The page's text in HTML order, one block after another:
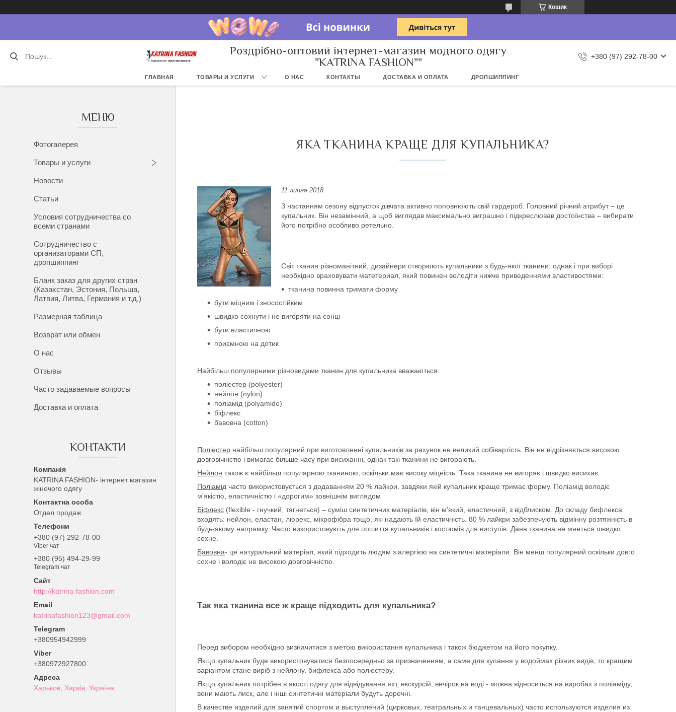
Кошик
Роздрібно-оптовий інтернет-магазин модного одягу
"KATRINA FASHION""
+380 (97) 292-78-00
ГЛАВНАЯ ТОВАРЫ И УСЛУГИ О НАС КОНТАКТЫ ДОСТАВКА И ОПЛАТА ДРОПШИППИНГ
Фотогалерея
Товары и услуги
Новости
Статьи
Условия сотрудничества со
всеми странами
Сотрудничество с
организаторами СП,
дропшиппинг
Бланк заказ для других стран
(Казахстан, Эстония, Польша,
Латвия, Литва, Германия и т.д.)
Размерная таблица
Возврат или обмен
О нас
Отзывы
Часто задаваемые вопросы
Доставка и оплата
КОНТАКТИ
KATRINA FASHION- інтернет магазин
жіночого одягу
Отдел продаж
+380 (97) 292-78-00
Viber чат
+380 (95) 494-29-99
Telegram чат
http://katrina-fashion.com
katrinafashion123@gmail.com
+380954942999
+380972927800
Харьков, Харків, Україна
ЯКА ТКАНИНА КРАЩЕ ДЛЯ КУПАЛЬНИКА?
11 липня 2018
З настанням сезону відпусток дівчата активно поповнюють свій гардероб. Головний річний атрибут – це
купальник. Він незамінний, а щоб виглядав максимально виграшно і підкреслював достоїнства – вибирати
його потрібно особливо ретельно.
Світ тканин різноманітний, дизайнери створюють купальники з будь-якої тканини, однак і при виборі
необхідно враховувати матетериал, який повинен володіти нижче приведеннями властивостями:
тканина повинна тримати форму
бути міцним і зносостійким
швидко сохнути і не вигоряти на сонці
бути еластичною
приємною на дотик
Найбільш популярними різновидами тканин для купальника вважаються:
поліестер (polyester)
нейлон (nylon)
поліамід (polyamide)
біфлекс
бавовна (cotton)
Поліестернайбільш популярний при виготовленні купальників за рахунок не великий собівартість. Він не відрізняється високою
довговічністю і вимагає більше часу при висиханні, однак такі тканини не вигорають.
Нейлон також є найбільш популярною тканиною, оскільки має високу міцність. Така тканина не вигоряє і швидко висихає.
Поліамід часто використовується з додаванням 20 % лайкри, завдяки якій купальник краще тримає форму. Поліамід володіє
м'якістю, еластичністю і «дорогим» зовнішнім виглядом
Біфлекс(flexible - гнучкий, тягнеться) – суміш синтетичних матеріалів, він м'який, еластичний, з відблиском. До складу бифлекса
входять: нейлон, еластан, люрекс, мікрофібра тощо, які надають їй еластичність. 80 % лайкри забезпечують відмінну розтяжність в
будь-якому напрямку. Часто використовують для пошиття купальників і костюмів для виступів. Дана тканина не мнеться швидко
сохне.
Бавовна- це натуральний матеріал, який підходить людям з алергією на синтетичні матеріали. Він менш популярний оскільки довго
сохне і володіє не високою довговічністю.
Так яка тканина все ж краще підходить для купальника?
Перед вибором необхідно визначитися з метою використання купальника і також бюджетом на його покупку.
Якщо купальник буде використовуватися безпосередньо за призначенням, а саме для купання у водоймах різних видів, то кращим
варіантом стане виріб з нейлону, бифлекса або поліестеру.
Якщо купальник потрібен в якості одягу для відвідування яхт, екскурсій, вечірок на воді - можна відноситься на виробах з поліаміду,
вони мають лиск, але і інші синтетичні матеріали будуть доречні.
В качестве изделий для занятий спортом и выступлений (цирковых, театральных и танцевальных) часто используются изделия из